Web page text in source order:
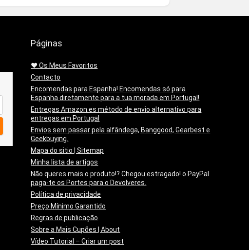
Páginas
❤️ Os Meus Favoritos
Contacto
Encomendas para Espanha! Encomendas só para
Espanha diretamente para a tua morada em Portugal!
Entregas Amazon.es método de envio alternativo para
entregas em Portugal
Envios sem passar pela alfândega, Banggood, Gearbest e
Geekbuying.
Mapa do sitio | Sitemap
Minha lista de artigos
Não queres mais o produto!? Chegou estragado! o PayPal
paga-te os Portes para o Devolveres.
Política de privacidade
Preço Mínimo Garantido
Regras de publicação
Sobre a Mais Cupões | About
Vídeo Tutorial – Criar um post